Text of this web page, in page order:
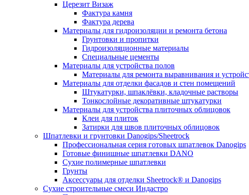
Церезит Визаж
Фактура камня
Фактура дерева
Материалы для гидроизоляции и ремонта бетона
Грунтовки и пропитки
Гидроизоляционные материалы
Специальные цементы
Материалы для устройства полов
Материалы для ремонта выравнивания и
Материалы для отделки фасадов и стен помещений
Штукатурки, шпаклёвки, кладочные растворы
Тонкослойные декоративные штукатурки
Материалы для устройства плиточных облицовок
Клеи для плиток
Затирки для швов плиточных облицовок
Шпатлевки и грунтовки Danogips/Sheetrock
Профессиональная серия готовых шпатлевок Danogips
Готовые финишные шпатлевки DANO
Сухие полимерные шпатлевки
Грунты
Аксессуары для отделки Sheetrock® и Danogips
Сухие строительные смеси Индастро